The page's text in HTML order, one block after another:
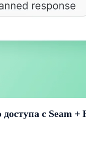
с Seam +